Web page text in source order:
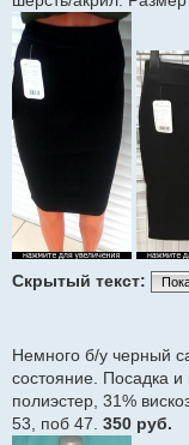
Скрытый текст:
Немного б/у черный
состояние. Посадка
полиэстер, 31%
53, поб 47. 350 руб.